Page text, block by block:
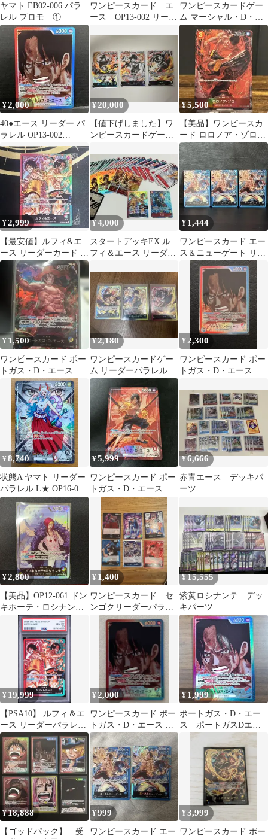
ヤマト EB02-006 パラ
レル プロモ ①
ワンピースカード エ
ース OP13-002 リーダ
ワンピースカードゲー
ム マーシャル・D・テ
ィーチ リーダーパラレ
ル 2枚セット
¥2,000
40●エース リーダー パ
ラレル OP13-002
KM0722-6
¥20,000
【値下げしました】ワ
ンピースカードゲーム
ラレルセット
¥5,500
【美品】ワンピースカ
ード ロロノア・ゾロ
OP01-025 パラレル
¥2,999
【最安値】ルフィ&エ
ース リーダーカード L
ST30-001 美品
¥4,000
スタートデッキEX ル
フィ＆エース リーダー
コ パラレル
¥ 1,444
ワンピースカード エー
ス＆ニューゲート リー
ダーパラレル ST22-001
3枚
¥ 1,500
ワンピースカード ポー
トガス・D・エース リ
ーダーパラレル
¥2,180
ワンピースカードゲー
ム リーダーパラレル 3
枚セット
¥2,300
ワンピースカード ポー
トガス・D・エース リ
¥8,740
状態A ヤマト リーダー
パラレル L★ OP16-079
ワンピースカード
ONEPIECE
¥5,999
ワンピースカード ポー
トガス・D・エース リ
ーダーパラレル
¥6,666
赤青エース デッキパ
ーツ
¥2,800
【美品】OP12-061 ドン
キホーテ・ロシナンテ
リーダーパラレル
¥ 1,400
ワンピースカード セ
ンゴクリーダーパラレ
ル含むセット
¥15,555
紫黄ロシナンテ デッ
キパーツ
¥ 19,999
【PSA10】 ルフィ＆エ
ース リーダーパラレル
ワンピースカード
¥ 2,000
ワンピースカード ポー
トガス・D・エース リ
ーダーパラレル
OP13-002
¥ 1,999
ポートガス・D・エー
ス ポートガスDエー
ダーパラレルレア
¥18,888
【ゴッドパック】 受
¥999
ワンピースカード エー
¥3,999
ワンピースカード ポー